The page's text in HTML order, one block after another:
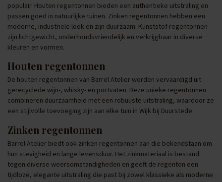
populair. Houten regentonnen bieden een authentieke uitstraling en
passen goed in natuurlijke tuinen. Zinken regentonnen hebben een
moderne, industriële look en zijn duurzaam. Kunststof regentonnen
zijn lichtgewicht, onderhoudsvriendelijk en verkrijgbaar in diverse
kleuren en vormen.
Houten regentonnen
De houten regentonnen van Barrel Atelier worden vervaardigd uit
gerecyclede wijn-, whisky- en portvaten. Deze unieke regentonnen
combineren duurzaamheid met een robuuste uitstraling, waardoor ze
een stijlvolle toevoeging zijn aan elke tuin in Wijk bij Duurstede.
Zinken regentonnen
Barrel Atelier biedt ook zinken regentonnen aan die bekendstaan om
hun stevigheid en lange levensduur. Het zinkmateriaal is bestand
tegen diverse weersomstandigheden en geeft de regenton een
tijdloze, elegante uitstraling die past bij zowel klassieke als moderne